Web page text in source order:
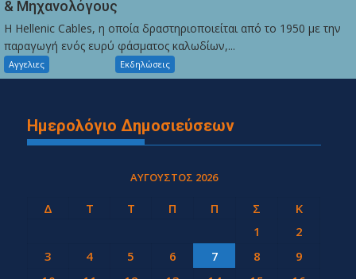
& Μηχανολόγους
Η Hellenic Cables, η οποία δραστηριοποιείται από το 1950 με την
παραγωγή ενός ευρύ φάσματος καλωδίων,...
Αγγελιες Εκδηλώσεις
Ημερολόγιο Δημοσιεύσεων
ΑΎΓΟΥΣΤΟΣ 2026
Δ Τ Τ Π Π Σ
Κ
1
2
3
4 5 6 7 8
9